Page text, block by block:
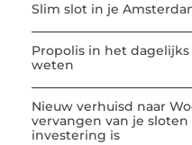
Slim slot in je
Propolis in het
weten
Nieuw verhuisd naar
vervangen van je
investering is